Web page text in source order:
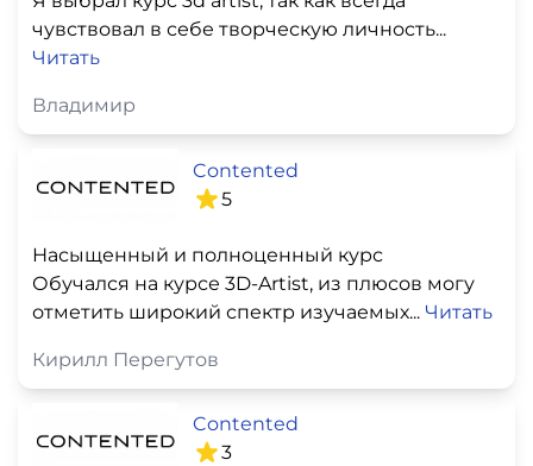
чувствовал в себе творческую личность...
Читать
Владимир
Contented
5
Насыщенный и полноценный курс
Обучался на курсе 3D-Artist, из плюсов могу
отметить широкий спектр изучаемых... Читать
Кирилл Перегутов
Contented
3